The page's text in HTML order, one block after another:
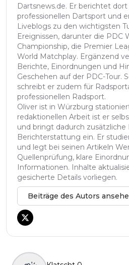
Dartsnews.de. Er berichtet
professionellen Dartsport und
Liveblogs zu den wichtigsten
Ereignissen, darunter die PDC
Championship, die Premier
World Matchplay. Ergänzend
Berichte, Einordnungen und
Geschehen auf der PDC-Tour.
schreibt er zudem für
professionellen Radsport.
Oliver ist in Würzburg
redaktionellen Arbeit ist er
und bringt dadurch zusätzliche
Berichterstattung ein. Er
und legt bei seinen Artikeln
Quellenprüfung, klare
Informationen. Inhalte
gesicherte Details vorliegen.
Beiträge des Autors